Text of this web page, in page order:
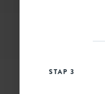
STAP 3